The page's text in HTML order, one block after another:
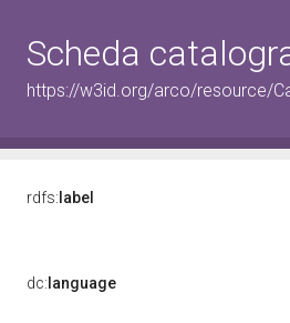
Scheda
https://w3id.org/arco/resource/
rdfs: label
dc: language